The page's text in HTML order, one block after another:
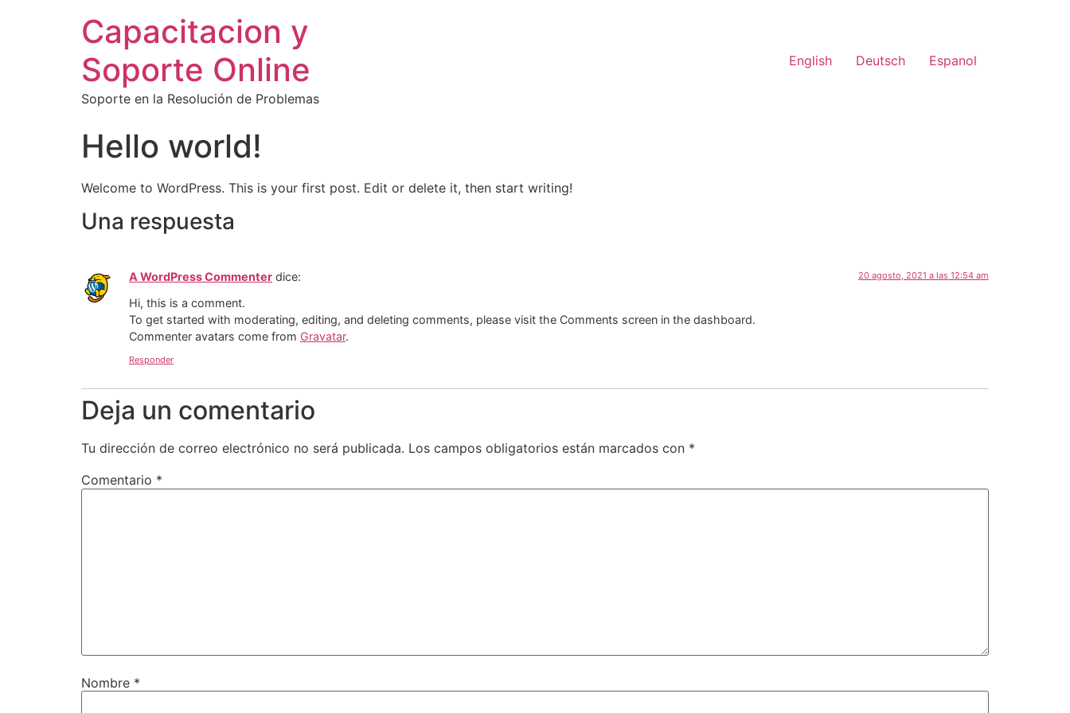
Capacitacion y
Soporte Online
Soporte en la Resolución de Problemas
English Deutsch Espanol
Hello world!
Welcome to WordPress. This is your first post. Edit or delete it, then start writing!
Una respuesta
A WordPress Commenter dice: 20 agosto, 2021 a las 12:54 am
Hi, this is a comment.
To get started with moderating, editing, and deleting comments, please visit the Comments screen in the dashboard.
Commenter avatars come from Gravatar.
Responder
Deja un comentario
Tu dirección de correo electrónico no será publicada. Los campos obligatorios están marcados con *
Comentario *
Nombre *